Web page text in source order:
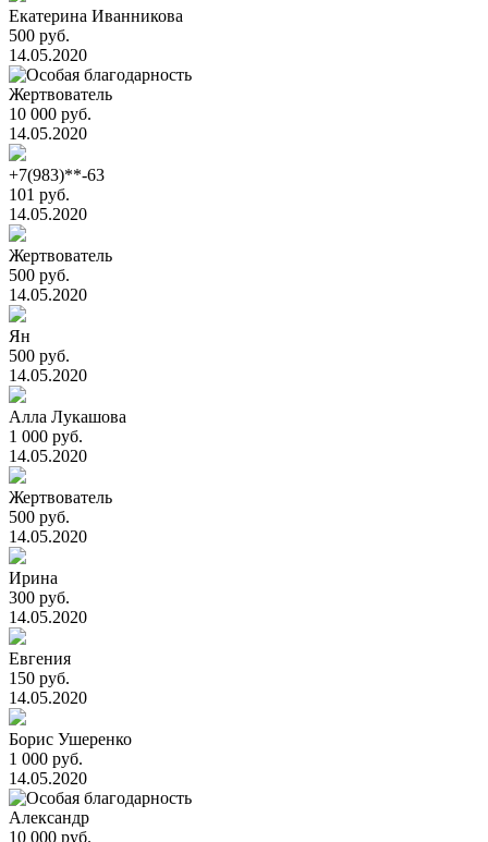
Екатерина Иванникова
500 руб.
14.05.2020
Жертвователь
10 000 руб.
14.05.2020
+7(983)**-63
101 руб.
14.05.2020
Жертвователь
500 руб.
14.05.2020
Ян
500 руб.
14.05.2020
Алла Лукашова
1 000 руб.
14.05.2020
Жертвователь
500 руб.
14.05.2020
Ирина
300 руб.
14.05.2020
Евгения
150 руб.
14.05.2020
Борис Ушеренко
1 000 руб.
14.05.2020
Александр
10 000 руб.